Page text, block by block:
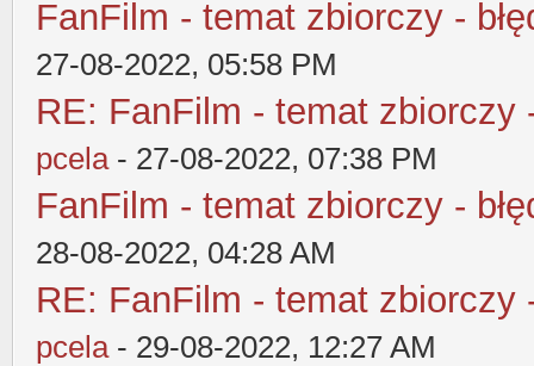
FanFilm - temat zbiorczy -
27-08-2022, 05:58 PM
RE: FanFilm - temat zbiorczy
pcela- 27-08-2022, 07:38 PM
FanFilm - temat zbiorczy -
28-08-2022, 04:28 AM
RE: FanFilm - temat zbiorczy
pcela- 29-08-2022, 12:27 AM